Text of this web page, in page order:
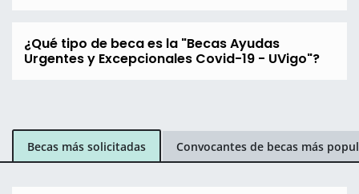
¿Qué tipo de beca es la "Becas Ayudas
Urgentes y Excepcionales Covid-19 - UVigo"?
Becas más solicitadas Convocantes de becas más